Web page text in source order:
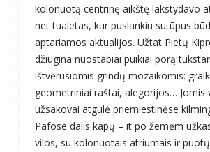
kolonuotą centrinę aikštę lakstydavo
net tualetas, kur puslankiu sutūpus
aptariamos aktualijos. Užtat Pietų
džiugina nuostabiai puikiai porą
ištvėrusiomis grindų mozaikomis:
geometriniai raštai, alegorijos… Jomis
užsakovai atgulė priemiestinėse
Pafose dalis kapų – it po žemėm
vilos, su kolonuotais atriumais ir